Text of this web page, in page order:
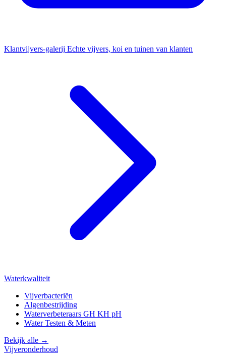
Klantvijvers-galerij Echte vijvers, koi en tuinen van klanten
Waterkwaliteit
Vijverbacteriën
Algenbestrijding
Waterverbeteraars GH KH pH
Water Testen & Meten
Bekijk alle →
Vijveronderhoud